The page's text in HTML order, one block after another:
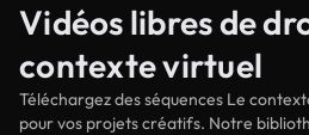
Vidéos libres de
contexte virtuel
Téléchargez des séquences Le
pour vos projets créatifs. Notre